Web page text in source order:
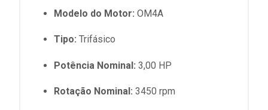
Modelo do Motor: OM4A
Tipo: Trifásico
Potência Nominal: 3,00 HP
Rotação Nominal: 3450 rpm